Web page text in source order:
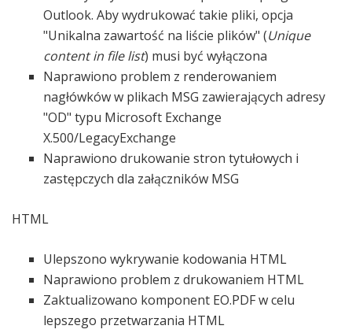
Outlook. Aby wydrukować takie pliki, opcja
"Unikalna zawartość na liście plików" (Unique
content in file list) musi być wyłączona
Naprawiono problem z renderowaniem
nagłówków w plikach MSG zawierających adresy
"OD" typu Microsoft Exchange
X.500/LegacyExchange
Naprawiono drukowanie stron tytułowych i
zastępczych dla załączników MSG
HTML
Ulepszono wykrywanie kodowania HTML
Naprawiono problem z drukowaniem HTML
Zaktualizowano komponent EO.PDF w celu
lepszego przetwarzania HTML